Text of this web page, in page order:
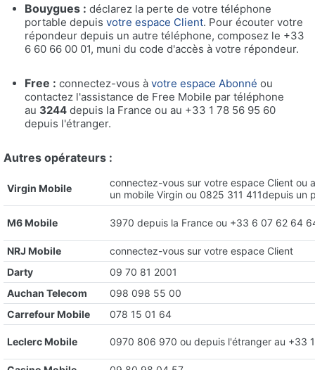
Bouygues : déclarez la perte de votre téléphone
portable depuis votre espace Client. Pour écouter votre
répondeur depuis un autre téléphone, composez le +33
6 60 66 00 01, muni du code d'accès à votre répondeur.
Free : connectez-vous à votre espace Abonné ou
contactez l'assistance de Free Mobile par téléphone
au 3244 depuis la France ou au +33 1 78 56 95 60
depuis l'étranger.
Autres opérateurs :
Virgin Mobile connectez-vous sur votre espace Client ou
un mobile Virgin ou 0825 311 411depuis un
M6 Mobile 3970 depuis la France ou +33 6 07 62 64
NRJ Mobile connectez-vous sur votre espace Client
Darty
09 70 81 2001
Auchan Telecom
098 098 55 00
Carrefour Mobile
078 15 01 64
Leclerc Mobile 0970 806 970 ou depuis l'étranger au +33